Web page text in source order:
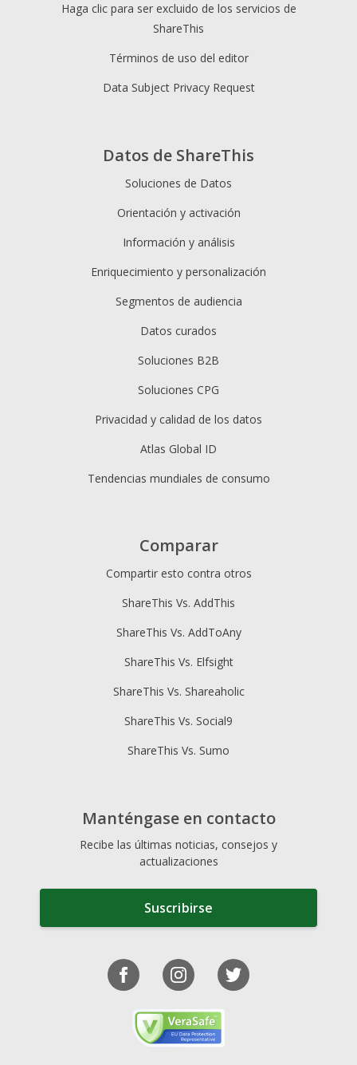
Datos de ShareThis
Soluciones de Datos
Orientación y activación
Información y análisis
Enriquecimiento y personalización
Segmentos de audiencia
Datos curados
Soluciones B2B
Soluciones CPG
Privacidad y calidad de los datos
Atlas Global ID
Tendencias mundiales de consumo
Haga clic para ser excluido de los servicios de
ShareThis
Términos de uso del editor
Data Subject Privacy Request
Comparar
Compartir esto contra otros
ShareThis Vs. AddThis
ShareThis Vs. AddToAny
ShareThis Vs. Elfsight
ShareThis Vs. Shareaholic
ShareThis Vs. Social9
ShareThis Vs. Sumo
Manténgase en contacto
Recibe las últimas noticias, consejos y
actualizaciones
Suscribirse